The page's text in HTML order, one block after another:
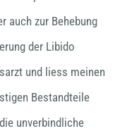
auch zur Behebung
der Libido
und liess meinen
Bestandteile
unverbindliche